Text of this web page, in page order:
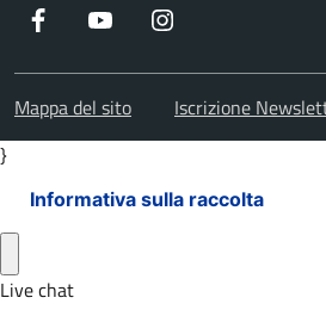
Facebook Youtube
Mappa del sito
Iscrizione
}
Informativa sulla raccolta